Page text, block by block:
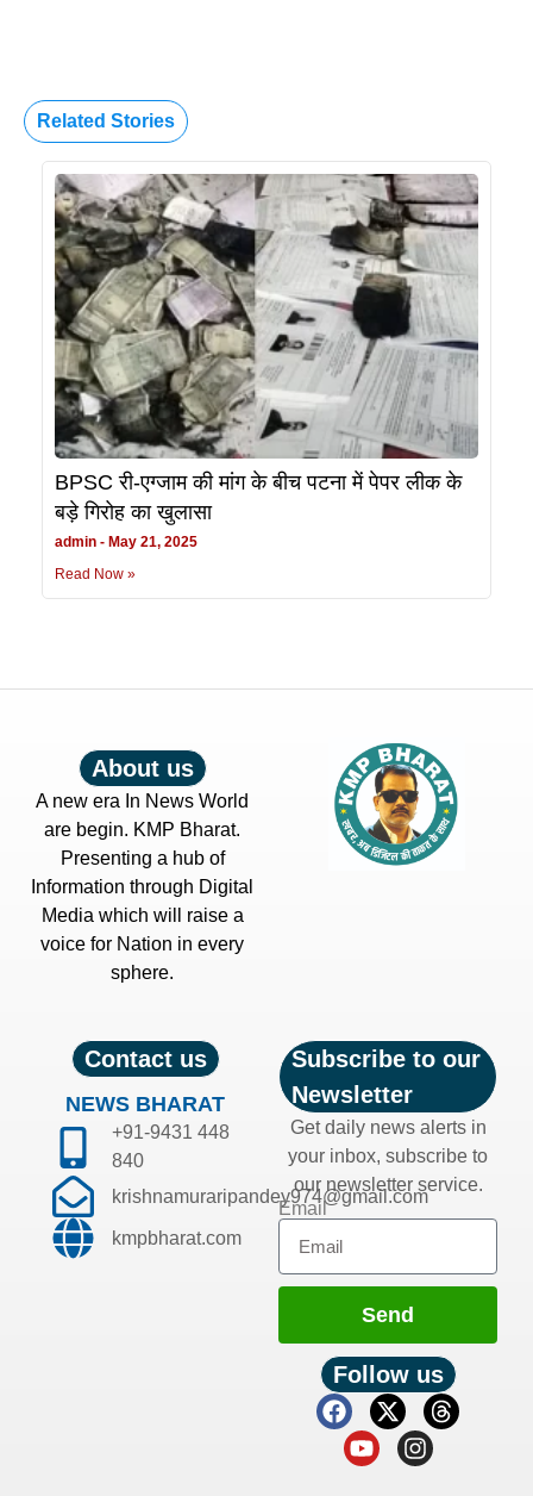
Related Stories
BPSC री-एग्जाम की मांग के बीच पटना में पेपर लीक के
बड़े गिरोह का खुलासा
admin
May 21, 2025
Read Now »
About us
A new era In News World
are begin. KMP Bharat.
Presenting a hub of
Information through Digital
Media which will raise a
voice for Nation in every
sphere.
Contact us
NEWS BHARAT
+91-9431 448
840
krishnamuraripandey974@gmail.com
kmpbharat.com
Subscribe to our
Newsletter
Get daily news alerts in
your inbox, subscribe to
our newsletter service.
Email
Send
Follow us